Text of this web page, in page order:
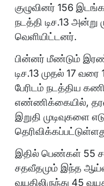
குழுவினர் 156
நடத்தி டிச.13
வெளியிட்டனர்.
பின்னர் மீண்டும்
டிச.13 முதல் 17
பேரிடம் நடத்திய
எண்ணிக்கையில்,
இறுதி முடிவுகளை
இதில் பெண்கள் 55
சதவீதமும் இந்த
வயதிலிருந்து 45